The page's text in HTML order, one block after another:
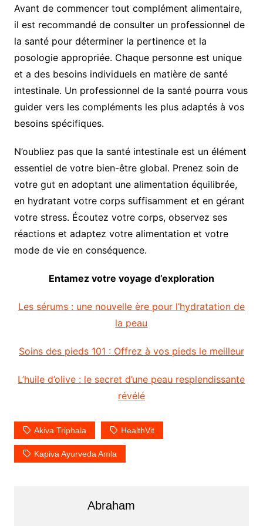
Avant de commencer tout complément alimentaire,
il est recommandé de consulter un professionnel de
la santé pour déterminer la pertinence et la
posologie appropriée. Chaque personne est unique
et a des besoins individuels en matière de santé
intestinale. Un professionnel de la santé pourra vous
guider vers les compléments les plus adaptés à vos
besoins spécifiques.
N’oubliez pas que la santé intestinale est un élément
essentiel de votre bien-être global. Prenez soin de
votre gut en adoptant une alimentation équilibrée,
en hydratant votre corps suffisamment et en gérant
votre stress. Écoutez votre corps, observez ses
réactions et adaptez votre alimentation et votre
mode de vie en conséquence.
Entamez votre voyage d’exploration
Les sérums : une nouvelle ère pour l’hydratation de
la peau
Soins des pieds 101 : Offrez à vos pieds le meilleur
L’huile d’olive : le secret d’une peau resplendissante
révélé
Akiva Triphala HealthVit
Kapiva Ayurveda Amla
Abraham